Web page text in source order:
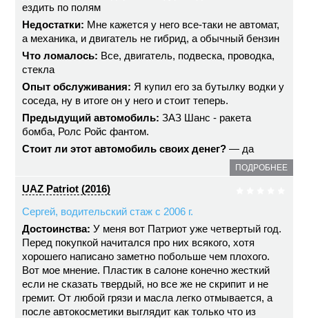
ездить по полям
Недостатки: Мне кажется у него все-таки не автомат,
а механика, и двигатель не гибрид, а обычный бензин
Что ломалось: Все, двигатель, подвеска, проводка,
стекла
Опыт обслуживания: Я купил его за бутылку водки у
соседа, ну в итоге он у него и стоит теперь.
Предыдущий автомобиль: ЗАЗ Шанс - ракета
бомба, Ролс Ройс фантом.
Стоит ли этот автомобиль своих денег? — да
ПОДРОБНЕЕ
UAZ Patriot (2016)
Сергей, водительский стаж с 2006 г.
Достоинства: У меня вот Патриот уже четвертый год.
Перед покупкой начитался про них всякого, хотя
хорошего написано заметно побольше чем плохого.
Вот мое мнение. Пластик в салоне конечно жесткий
если не сказать твердый, но все же не скрипит и не
гремит. От любой грязи и масла легко отмывается, а
после автокосметики выглядит как только что из